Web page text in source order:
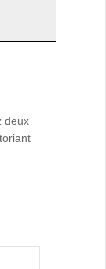
deux